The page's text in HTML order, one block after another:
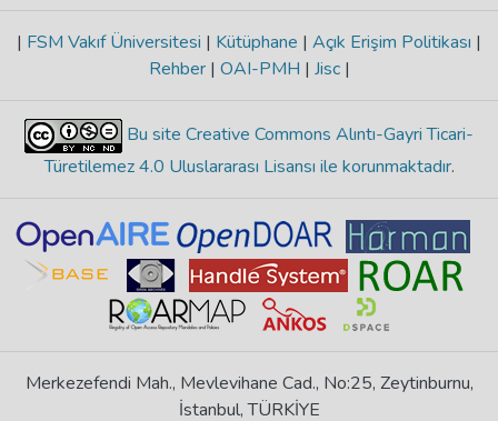
| FSM Vakıf Üniversitesi | Kütüphane | Açık Erişim Politikası |
Rehber | OAI-PMH | Jisc |
Bu site Creative Commons Alıntı-Gayri Ticari-
Türetilemez 4.0 Uluslararası Lisansı ile korunmaktadır.
Merkezefendi Mah., Mevlevihane Cad., No:25, Zeytinburnu,
İstanbul, TÜRKİYE